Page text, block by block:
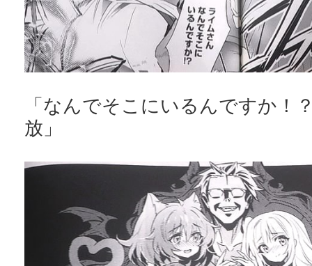
「なんでそこにいるんですか！
放」